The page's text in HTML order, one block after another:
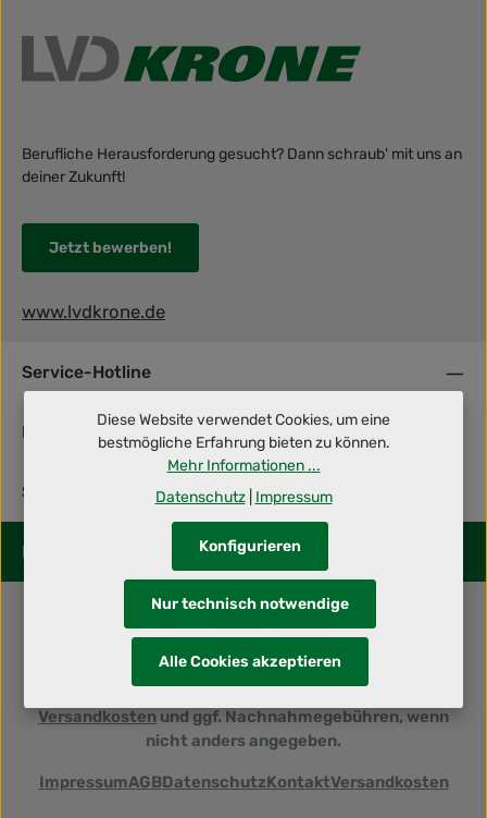
Berufliche Herausforderung gesucht? Dann schraub' mit uns an
deiner Zukunft!
Jetzt bewerben!
www.lvdkrone.de
Service-Hotline
Informationen
Shop Service
Folge uns
Alle Preise inkl. gesetzl. Mehrwertsteuer zzgl.
Versandkosten und ggf. Nachnahmegebühren, wenn
nicht anders angegeben.
ImpressumAGBDatenschutzKontaktVersandkosten
Diese Website verwendet Cookies, um eine
bestmögliche Erfahrung bieten zu können.
Mehr Informationen ...
Datenschutz| Impressum
Nur technisch notwendige
Konfigurieren
Alle Cookies akzeptieren